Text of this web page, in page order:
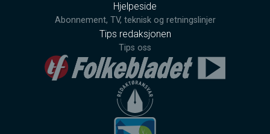
Hjelpeside
Abonnement, TV, teknisk og retningslinjer
Tips redaksjonen
Tips oss